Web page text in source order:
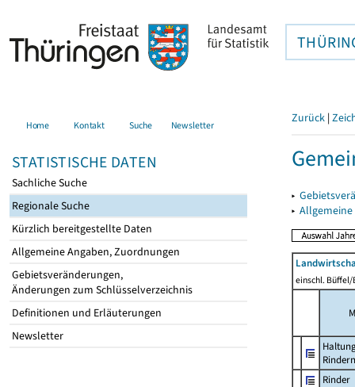
Home Kontakt Suche Newsletter
STATISTISCHE DATEN
Sachliche Suche
Regionale Suche
Kürzlich bereitgestellte Daten
Allgemeine Angaben, Zuordnungen
Gebietsveränderungen,
Änderungen zum Schlüsselverzeichnis
Definitionen und Erläuterungen
Newsletter
Zurück |
▸
▸
einschl. Büffel/
Rindern
Rinder